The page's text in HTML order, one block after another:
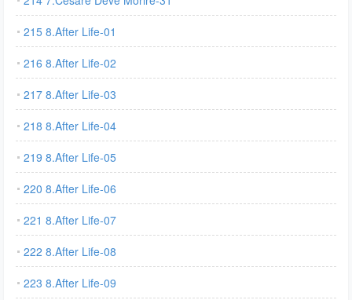
215 8.After Life-01
216 8.After Life-02
217 8.After Life-03
218 8.After Life-04
219 8.After Life-05
220 8.After Life-06
221 8.After Life-07
222 8.After Life-08
223 8.After Life-09